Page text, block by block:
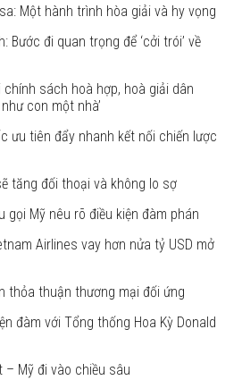
Một hành trình hòa giải và hy vọng
Bước đi quan trọng để ‘cởi trói’ về
chính sách hoà hợp, hoà giải dân
con một nhà’
ưu tiên đẩy nhanh kết nối chiến lược
tăng đối thoại và không lo sợ
gọi Mỹ nêu rõ điều kiện đàm phán
Airlines vay hơn nửa tỷ USD mở
thỏa thuận thương mại đối ứng
đàm với Tổng thống Hoa Kỳ Donald
– Mỹ đi vào chiều sâu